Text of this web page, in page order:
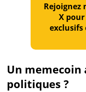
X
exclusifs
Un
politiques ?